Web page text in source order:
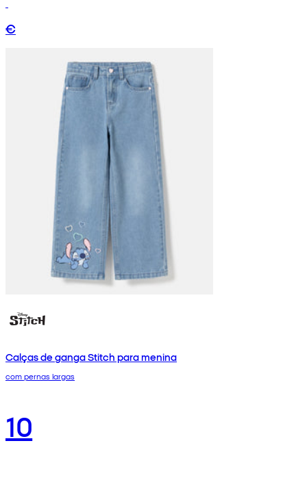
€
Calças de ganga Stitch para menina
com pernas largas
10